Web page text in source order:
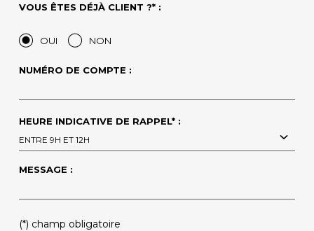
VOUS ÊTES DÉJÀ CLIENT ?* :
OUI NON
NUMÉRO DE COMPTE :
HEURE INDICATIVE DE RAPPEL* :
ENTRE 9H ET 12H
MESSAGE :
(*) champ obligatoire